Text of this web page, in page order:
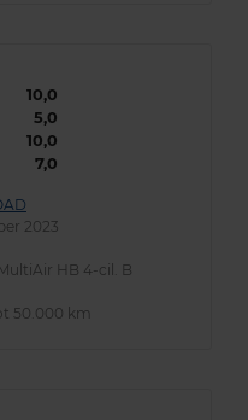
10,0
5,0
10,0
7,0
2023
HB 4-cil. B
50.000 km